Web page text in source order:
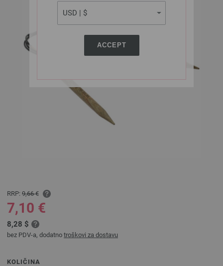
ACCEPT
RRP: 9,66 €
7,10 €
8,28 $
bez PDV-a, dodatno troškovi za dostavu
KOLIČINA